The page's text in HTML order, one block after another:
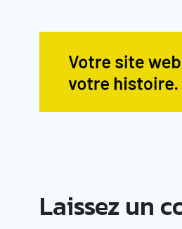
Laissez un